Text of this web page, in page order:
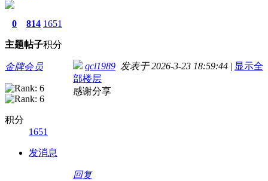
0
主题
814
帖子
1651
积分
金牌会员
积分
1651
发消息
qcl1989 发表于 2026-3-23 18:59:44 | 显示全
部楼层
感谢分享
回复